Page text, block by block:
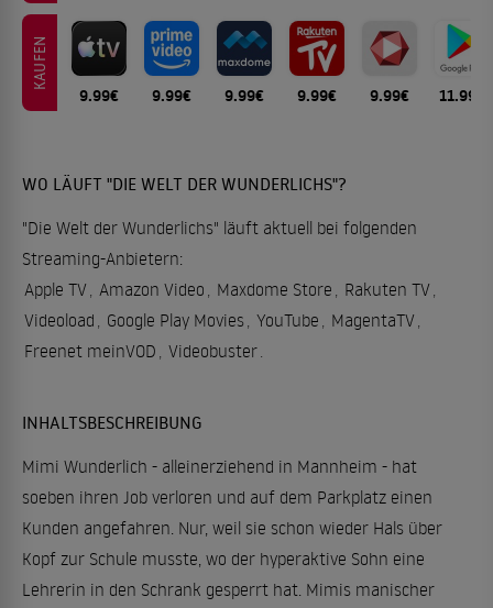
KAUFEN
9.99€ 9.99€ 9.99€ 9.99€ 9.99€ 11.99€
WO LÄUFT "DIE WELT DER WUNDERLICHS"?
"Die Welt der Wunderlichs" läuft aktuell bei folgenden
Streaming-Anbietern:
Apple TV, Amazon Video , Maxdome Store , Rakuten TV,
Videoload , Google Play Movies, YouTube , MagentaTV,
Freenet meinVOD , Videobuster.
INHALTSBESCHREIBUNG
Mimi Wunderlich - alleinerziehend in Mannheim - hat
soeben ihren Job verloren und auf dem Parkplatz einen
Kunden angefahren. Nur, weil sie schon wieder Hals über
Kopf zur Schule musste, wo der hyperaktive Sohn eine
Lehrerin in den Schrank gesperrt hat. Mimis manischer